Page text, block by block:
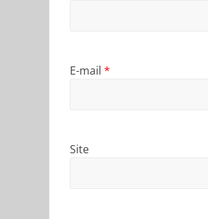
E-mail *
Site